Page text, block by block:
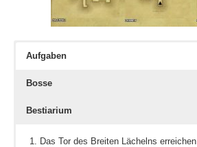
Aufgaben
Bosse
Bestiarium
Das Tor des Breiten Lächelns erreichen